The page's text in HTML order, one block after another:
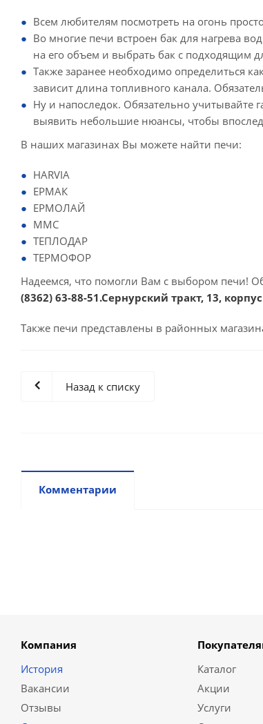
Всем любителям посмотреть на огонь
Во многие печи встроен бак для нагрева
на его объем и выбрать бак с подходящим
Также заранее необходимо определиться
зависит длина топливного канала.
Ну и напоследок. Обязательно учитывайте
выявить небольшие нюансы, чтобы
В наших магазинах Вы можете найти печи:
HARVIA
ЕРМАК
ЕРМОЛАЙ
ММС
ТЕПЛОДАР
ТЕРМОФОР
Надеемся, что помогли Вам с выбором печи!
(8362) 63-88-51.Сернурский тракт, 13,
Также печи представлены в районных
Назад к списку
Комментарии
Компания
История
Вакансии
Отзывы
Каталог
Акции
Услуги